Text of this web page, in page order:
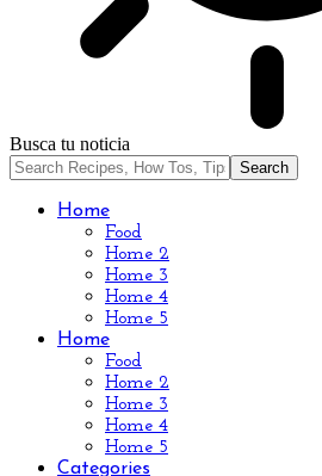
Busca tu noticia
Home
Food
Home 2
Home 3
Home 4
Home 5
Home
Food
Home 2
Home 3
Home 4
Home 5
Categories